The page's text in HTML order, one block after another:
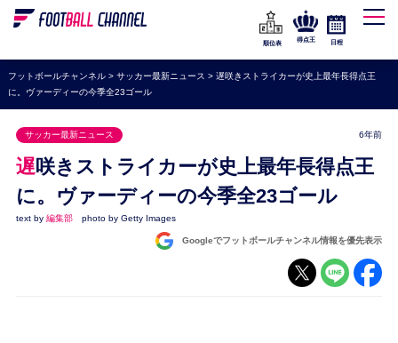
WEリーグ
海外サッカー
プレミアリーグ
ラ・リーガ
セリエA
ブンデスリーガ
UEFA
ナショナルチーム
順位表
得点王 日程
フットボールチャンネル> サッカー最新ニュース > 遅咲きストライカーが史上最年長得点王
に。ヴァーディーの今季全23ゴール
サッカー最新ニュース 6年前
遅咲きストライカーが史上最年長得点王
に。ヴァーディーの今季全23ゴール
text by 編集部 photo by Getty Images
Googleでフットボールチャンネル情報を優先表示